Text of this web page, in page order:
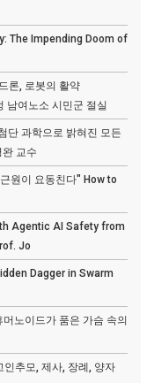
The Impending Doom of
론, 로봇의 활약
남여노소 시민군 절실
단 과학으로 밝혀진 모든
교수
원이 요동친다" How to
Agentic AI Safety from
Jo
Dagger in Swarm
노이드가 품은 가슴 속의
추모, 제사, 장례, 양자